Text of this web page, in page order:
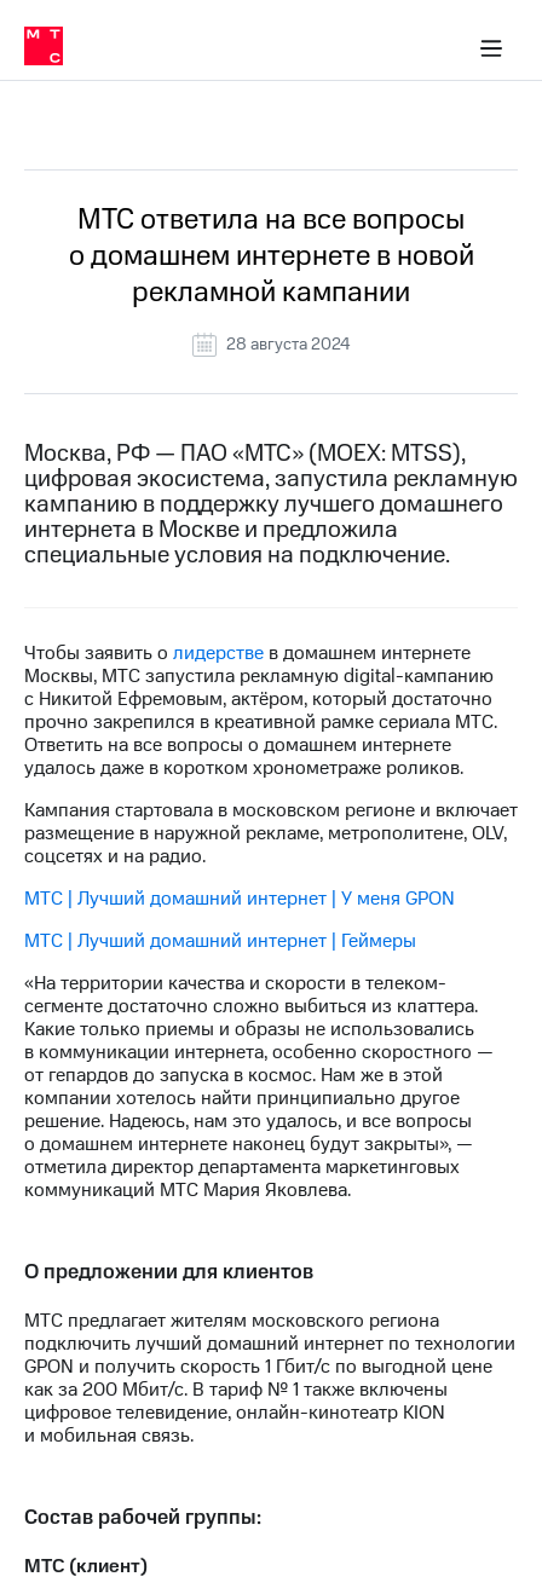
Медиа-центр
и акционерам
Устойчивое развитие
Комплаенс и деловая этика
компании
Карьера
История
компании
Руководство
информация
Контакты
Медиа-центр
Пресс-
релизы
Достижения
Интервью
Финансовая
отчетность
Контакты
Новости
регионе
и акционерам
Корпоративное
управление
Корпоративный
секретарь
Раскрытие
информации
Информация
акционерам
Документы
ПАО
акционеров
кабинет
акционера
Акционерный
капитал
Контроль
и
акций
Программа
в МТС
Пресс-
релизы
МТС
о технологиях
МТС ответила на все вопросы
о домашнем интернете в новой
рекламной кампании
28 августа 2024
Москва, РФ — ПАО «МТС» (MOEX: MTSS),
цифровая экосистема, запустила рекламную
кампанию в поддержку лучшего домашнего
интернета в Москве и предложила
специальные условия на подключение.
Чтобы заявить о лидерстве в домашнем интернете
Москвы, МТС запустила рекламную digital-кампанию
с Никитой Ефремовым, актёром, который достаточно
прочно закрепился в креативной рамке сериала МТС.
Ответить на все вопросы о домашнем интернете
удалось даже в коротком хронометраже роликов.
Кампания стартовала в московском регионе и включает
размещение в наружной рекламе, метрополитене, OLV,
соцсетях и на радио.
МТС | Лучший домашний интернет | У меня GPON
МТС | Лучший домашний интернет | Геймеры
«На территории качества и скорости в телеком-
сегменте достаточно сложно выбиться из клаттера.
Какие только приемы и образы не использовались
в коммуникации интернета, особенно скоростного —
от гепардов до запуска в космос. Нам же в этой
компании хотелось найти принципиально другое
решение. Надеюсь, нам это удалось, и все вопросы
о домашнем интернете наконец будут закрыты», —
отметила директор департамента маркетинговых
коммуникаций МТС Мария Яковлева.
О предложении для клиентов
МТС предлагает жителям московского региона
подключить лучший домашний интернет по технологии
GPON и получить скорость 1 Гбит/с по выгодной цене
как за 200 Мбит/с. В тариф № 1 также включены
цифровое телевидение, онлайн-кинотеатр KION
и мобильная связь.
Состав рабочей группы:
МТС (клиент)